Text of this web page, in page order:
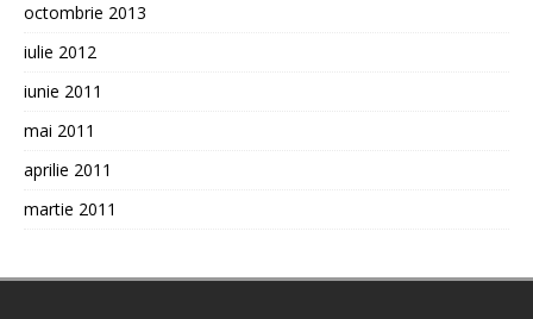
octombrie 2013
iulie 2012
iunie 2011
mai 2011
aprilie 2011
martie 2011